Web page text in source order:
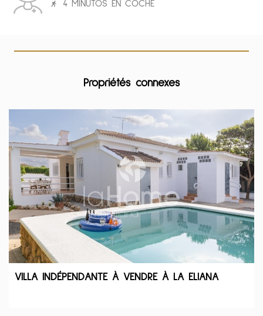
4 MINUTOS EN COCHE
Propriétés connexes
VILLA INDÉPENDANTE À VENDRE À LA ELIANA